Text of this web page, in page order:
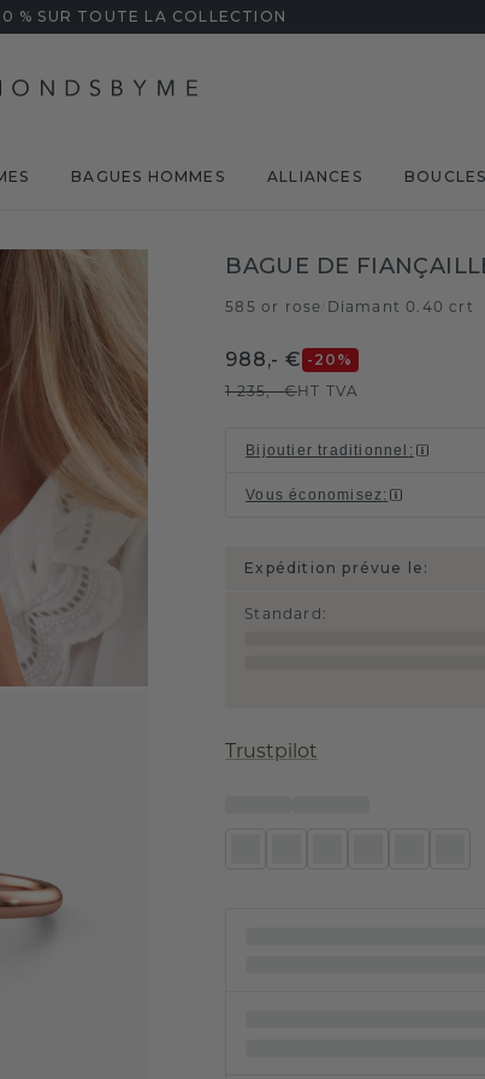
% SUR TOUTE LA COLLECTION
BAGUES HOMMES ALLIANCES
BAGUE DE
585 or rose Diamant 0.40 crt
988,- € -20 %
1 235,- €HT TVA
Bijoutier traditionnel :
Vous économisez:
Expédition prévue le:
Standard :
Trustpilot